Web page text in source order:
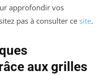
approfondir vos
pas à consulter ce site.
aux grilles